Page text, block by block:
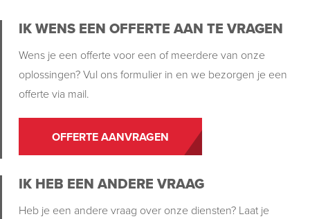
IK WENS EEN OFFERTE AAN TE VRAGEN
Wens je een offerte voor een of meerdere van onze
oplossingen? Vul ons formulier in en we bezorgen je een
offerte via mail.
OFFERTE AANVRAGEN
IK HEB EEN ANDERE VRAAG
Heb je een andere vraag over onze diensten? Laat je